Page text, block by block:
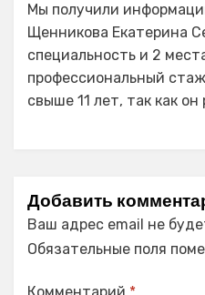
Мы получили
Щенникова Екатерина
специальность и 2
профессиональный
свыше 11 лет, так как
Добавить
Ваш адрес email не
Обязательные поля